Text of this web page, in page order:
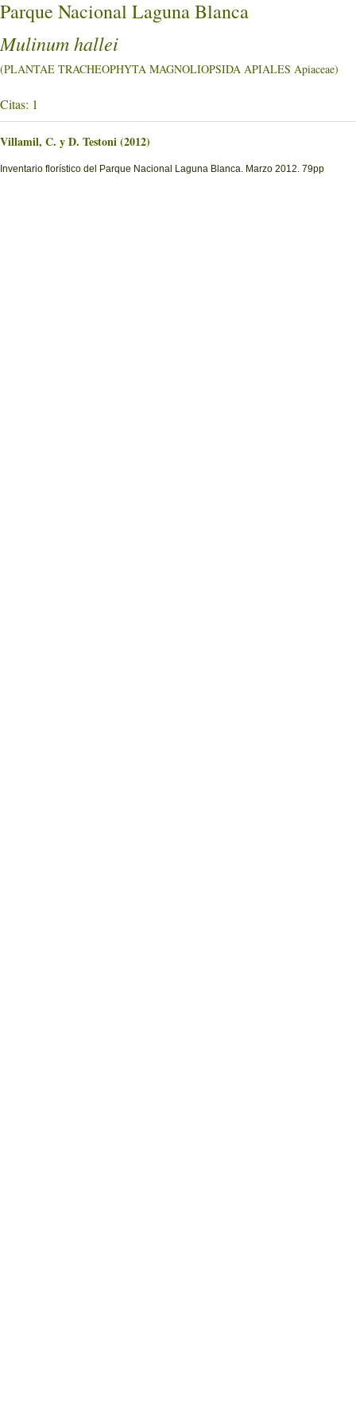
Parque Nacional Laguna Blanca
Mulinum hallei
(PLANTAE TRACHEOPHYTA MAGNOLIOPSIDA APIALES Apiaceae)
Citas: 1
Villamil, C. y D. Testoni (2012)
Inventario florístico del Parque Nacional Laguna Blanca. Marzo 2012. 79pp